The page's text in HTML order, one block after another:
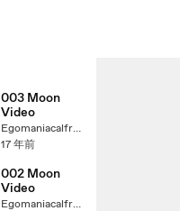
003 Moon
Video
Egomaniacalfreak
17 年前
002 Moon
Video
Egomaniacalfreak